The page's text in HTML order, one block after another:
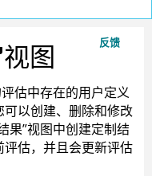
反馈
图
估中存在的用户定义
以创建、删除和修改
果”视图中创建定制结
估，并且会更新评估